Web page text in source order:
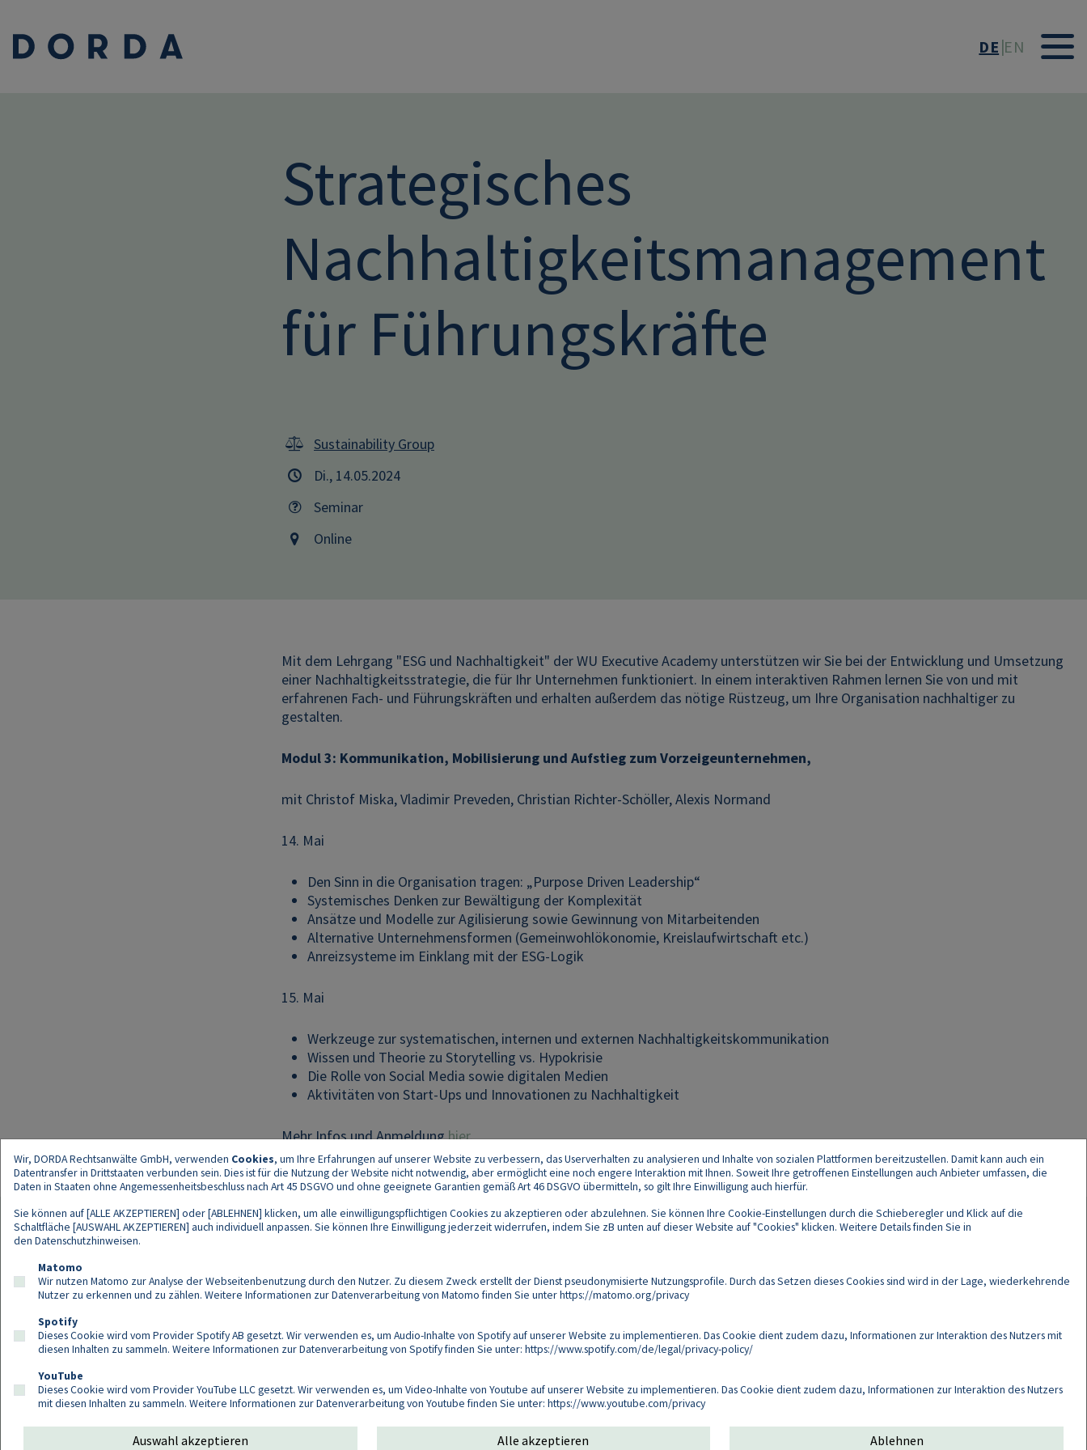
DE EN
Strategisches
Nachhaltigkeitsmanagement
für Führungskräfte
Sustainability Group
Di., 14.05.2024
Seminar
Online
Mit dem Lehrgang "ESG und Nachhaltigkeit" der WU Executive Academy unterstützen wir Sie bei der Entwicklung und Umsetzung
einer Nachhaltigkeitsstrategie, die für Ihr Unternehmen funktioniert. In einem interaktiven Rahmen lernen Sie von und mit
erfahrenen Fach- und Führungskräften und erhalten außerdem das nötige Rüstzeug, um Ihre Organisation nachhaltiger zu
gestalten.
Modul 3: Kommunikation, Mobilisierung und Aufstieg zum Vorzeigeunternehmen,
mit Christof Miska, Vladimir Preveden, Christian Richter-Schöller, Alexis Normand
14. Mai
Den Sinn in die Organisation tragen: „Purpose Driven Leadership“
Systemisches Denken zur Bewältigung der Komplexität
Ansätze und Modelle zur Agilisierung sowie Gewinnung von Mitarbeitenden
Alternative Unternehmensformen (Gemeinwohlökonomie, Kreislaufwirtschaft etc.)
Anreizsysteme im Einklang mit der ESG-Logik
15. Mai
Werkzeuge zur systematischen, internen und externen Nachhaltigkeitskommunikation
Wissen und Theorie zu Storytelling vs. Hypokrisie
Die Rolle von Social Media sowie digitalen Medien
Aktivitäten von Start-Ups und Innovationen zu Nachhaltigkeit
Mehr Infos und Anmeldunghier.
Footer
Wir, DORDA Rechtsanwälte GmbH, verwenden Cookies, um Ihre Erfahrungen auf unserer Website zu verbessern, das Userverhalten zu analysieren und Inhalte von sozialen Plattformen bereitzustellen. Damit kann auch ein
Datentransfer in Drittstaaten verbunden sein. Dies ist für die Nutzung der Website nicht notwendig, aber ermöglicht eine noch engere Interaktion mit Ihnen. Soweit Ihre getroffenen Einstellungen auch Anbieter umfassen, die
Daten in Staaten ohne Angemessenheitsbeschluss nach Art 45 DSGVO und ohne geeignete Garantien gemäß Art 46 DSGVO übermitteln, so gilt Ihre Einwilligung auch hierfür.
Sie können auf [ALLE AKZEPTIEREN] oder [ABLEHNEN] klicken, um alle einwilligungspflichtigen Cookies zu akzeptieren oder abzulehnen. Sie können Ihre Cookie-Einstellungen durch die Schieberegler und Klick auf die
Schaltfläche [AUSWAHL AKZEPTIEREN] auch individuell anpassen. Sie können Ihre Einwilligung jederzeit widerrufen, indem Sie zB unten auf dieser Website auf "Cookies" klicken. Weitere Details finden Sie in
den Datenschutzhinweisen.
Matomo
Wir nutzen Matomo zur Analyse der Webseitenbenutzung durch den Nutzer. Zu diesem Zweck erstellt der Dienst pseudonymisierte Nutzungsprofile. Durch das Setzen dieses Cookies sind wird in der Lage, wiederkehrende
Nutzer zu erkennen und zu zählen. Weitere Informationen zur Datenverarbeitung von Matomo finden Sie unterhttps://matomo.org/privacy
Spotify
Dieses Cookie wird vom Provider Spotify AB gesetzt. Wir verwenden es, um Audio-Inhalte von Spotify auf unserer Website zu implementieren. Das Cookie dient zudem dazu, Informationen zur Interaktion des Nutzers mit
diesen Inhalten zu sammeln. Weitere Informationen zur Datenverarbeitung von Spotify finden Sie unter: https://www.spotify.com/de/legal/privacy-policy/
YouTube
Dieses Cookie wird vom Provider YouTube LLC gesetzt. Wir verwenden es, um Video-Inhalte von Youtube auf unserer Website zu implementieren. Das Cookie dient zudem dazu, Informationen zur Interaktion des Nutzers
mit diesen Inhalten zu sammeln. Weitere Informationen zur Datenverarbeitung von Youtube finden Sie unter: https://www.youtube.com/privacy
Auswahl akzeptieren Alle akzeptieren Ablehnen
Follow us on:
Copyright 2026